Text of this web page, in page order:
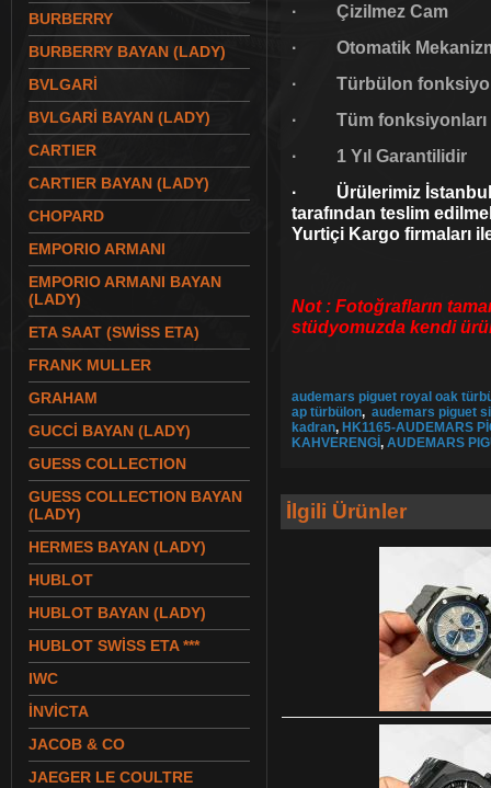
BURBERRY
BURBERRY BAYAN (LADY)
BVLGARİ
BVLGARİ BAYAN (LADY)
CARTIER
CARTIER BAYAN (LADY)
CHOPARD
EMPORIO ARMANI
EMPORIO ARMANI BAYAN
(LADY)
ETA SAAT (SWİSS ETA)
FRANK MULLER
GRAHAM
GUCCİ BAYAN (LADY)
GUESS COLLECTION
GUESS COLLECTION BAYAN
(LADY)
HERMES BAYAN (LADY)
HUBLOT
HUBLOT BAYAN (LADY)
HUBLOT SWİSS ETA ***
IWC
İNVİCTA
JACOB & CO
JAEGER LE COULTRE
· Çizilmez Cam
· Otomatik
· Türbülon
· Tüm fonksiyonları
· 1 Yıl Garantilidir
· Ürülerimiz İstanbul
tarafından teslim
Yurtiçi Kargo firmaları
Not : Fotoğrafların
stüdyomuzda kendi
audemars piguet royal oak
ap türbülon, audemars piguet
kadran, HK1165-AUDEMARS
KAHVERENGİ , AUDEMARS
İlgili Ürünler